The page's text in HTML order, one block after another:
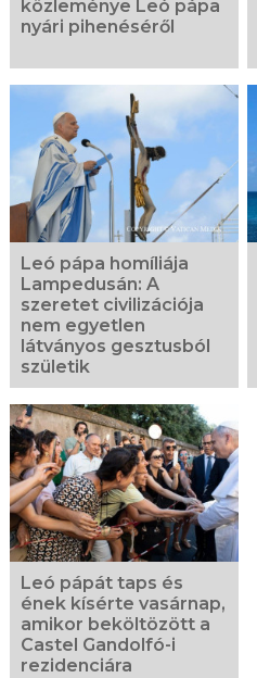
közleménye Leó pápa
nyári pihenéséről
Leó pápa homíliája
Lampedusán: A
szeretet civilizációja
nem egyetlen
látványos gesztusból
születik
Leó pápát taps és
ének kísérte vasárnap,
amikor beköltözött a
Castel Gandolfó-i
rezidenciára